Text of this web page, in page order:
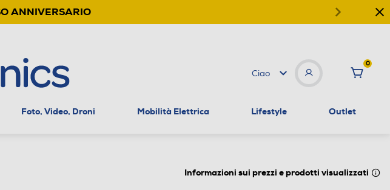
ANNIVERSARIO
Ciao
0
Foto, Video, Droni Mobilità Elettrica Lifestyle Outlet
Informazioni sui prezzi e prodotti visualizzati